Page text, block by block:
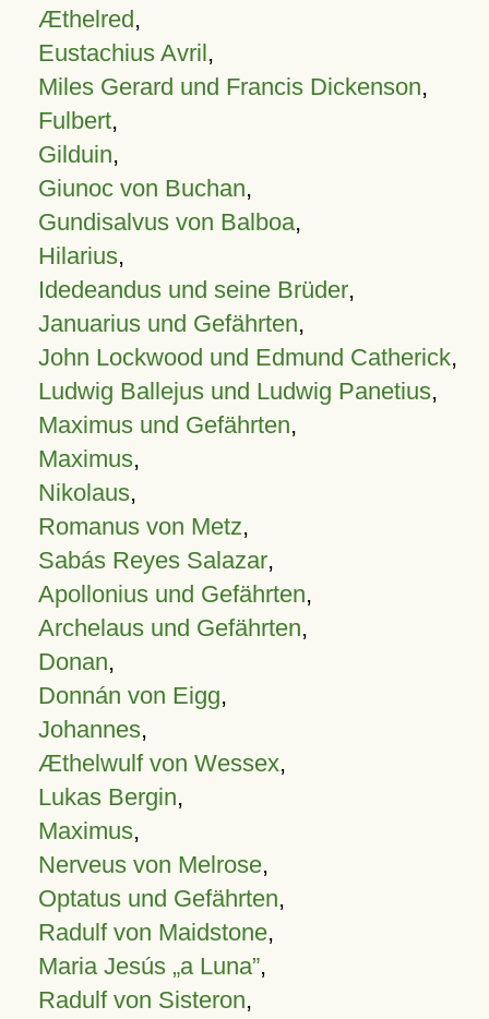
Æthelred,
Eustachius Avril,
Miles Gerard und Francis Dickenson,
Fulbert,
Gilduin,
Giunoc von Buchan,
Gundisalvus von Balboa,
Hilarius,
Idedeandus und seine Brüder,
Januarius und Gefährten,
John Lockwood und Edmund Catherick,
Ludwig Ballejus und Ludwig Panetius,
Maximus und Gefährten,
Maximus,
Nikolaus,
Romanus von Metz,
Sabás Reyes Salazar,
Apollonius und Gefährten,
Archelaus und Gefährten,
Donan,
Donnán von Eigg,
Johannes,
Æthelwulf von Wessex,
Lukas Bergin,
Maximus,
Nerveus von Melrose,
Optatus und Gefährten,
Radulf von Maidstone,
Maria Jesús „a Luna”,
Radulf von Sisteron,